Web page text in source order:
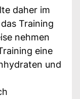
daher im
Training
nehmen
eine
und